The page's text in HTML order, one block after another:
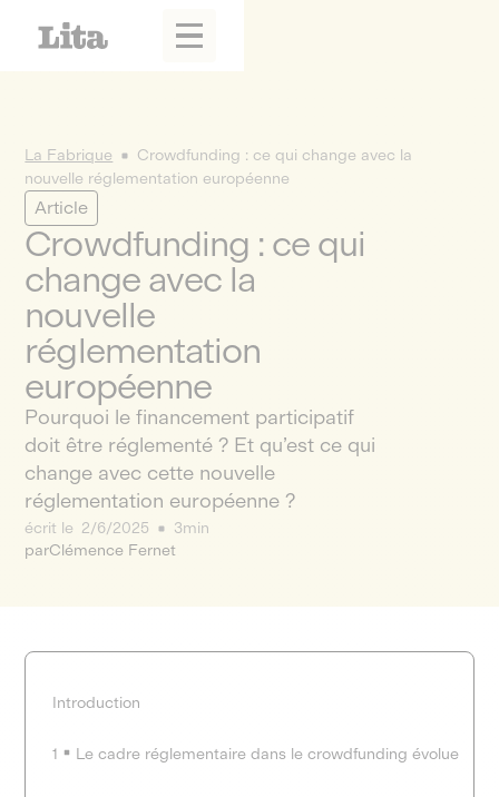
La Fabrique
Crowdfunding : ce qui change avec la
nouvelle réglementation européenne
Article
Crowdfunding : ce qui
change avec la
nouvelle
réglementation
européenne
Pourquoi le financement participatif
doit être réglementé ? Et qu’est ce qui
change avec cette nouvelle
réglementation européenne ?
écrit le 2/6/2025
3min
parClémence Fernet
Introduction
1 Le cadre réglementaire dans le crowdfunding évolue